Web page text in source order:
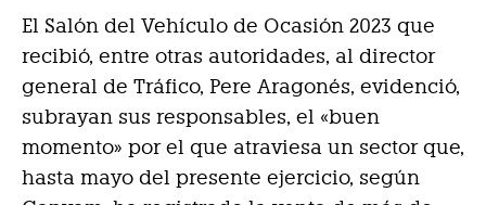
El Salón del Vehículo de Ocasión 2023 que
recibió, entre otras autoridades, al director
general de Tráfico, Pere Aragonés, evidenció,
subrayan sus responsables, el «buen
momento» por el que atraviesa un sector que,
hasta mayo del presente ejercicio, según